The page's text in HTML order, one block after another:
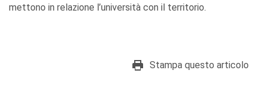
mettono in relazione l’università con il territorio.
Stampa questo articolo